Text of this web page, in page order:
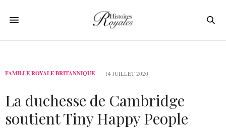
FAMILLE ROYALE BRITANNIQUE 14 JUILLET 2020
La duchesse de Cambridge
soutient Tiny Happy People